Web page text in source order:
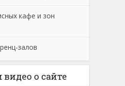
кафе и зон
залов
о сайте